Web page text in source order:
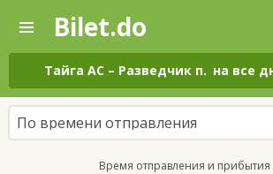
—
Поиск
и
покупка
билетов
на
автобус
онлайн
Bilet.do
Тайга АС – Разведчик п. на все
По времени отправления
Время отправления и прибытия